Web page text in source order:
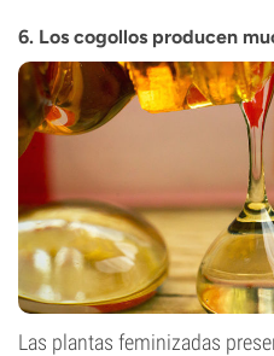
6. Los cogollos producen
Las plantas feminizadas